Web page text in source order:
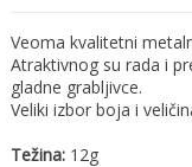
Veoma kvalitetni
Atraktivnog su rada i
gladne grabljivce.
Veliki izbor boja i
Težina: 12g